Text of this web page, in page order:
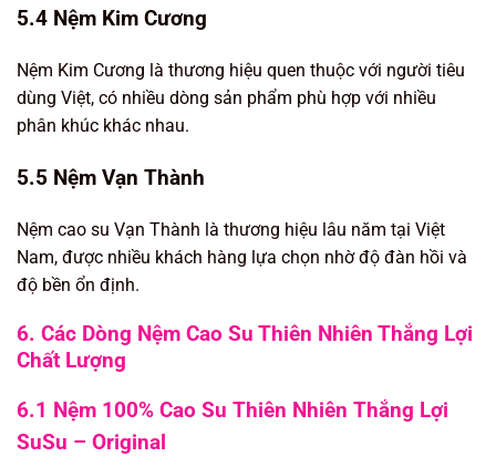
5.4 Nệm Kim Cương
Nệm Kim Cương là thương hiệu quen thuộc với người tiêu
dùng Việt, có nhiều dòng sản phẩm phù hợp với nhiều
phân khúc khác nhau.
5.5 Nệm Vạn Thành
Nệm cao su Vạn Thành là thương hiệu lâu năm tại Việt
Nam, được nhiều khách hàng lựa chọn nhờ độ đàn hồi và
độ bền ổn định.
6. Các Dòng Nệm Cao Su Thiên Nhiên Thắng Lợi
Chất Lượng
6.1 Nệm 100% Cao Su Thiên Nhiên Thắng Lợi
SuSu – Original